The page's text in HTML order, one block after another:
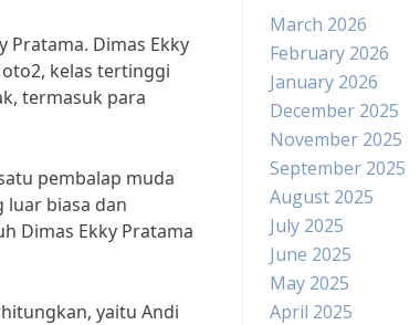
Pratama. Dimas Ekky
kelas tertinggi
termasuk para
pembalap muda
luar biasa dan
Dimas Ekky Pratama
yaitu Andi
March 2026
February 2026
January 2026
December 2025
November 2025
September 2025
August 2025
July 2025
June 2025
May 2025
April 2025